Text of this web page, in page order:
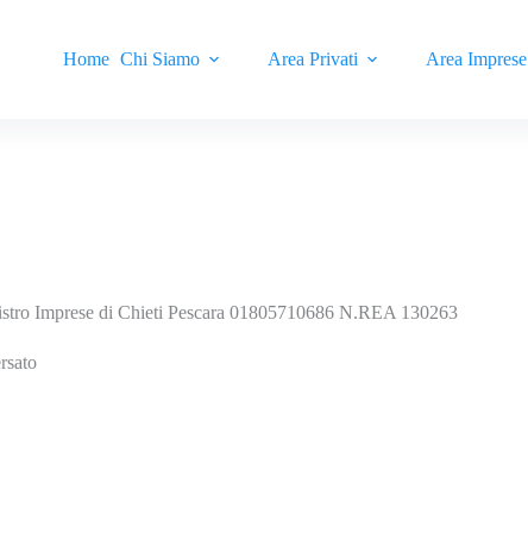
Home Chi Siamo Area Privati Area Imprese
Imprese di Chieti Pescara 01805710686 N.REA 130263